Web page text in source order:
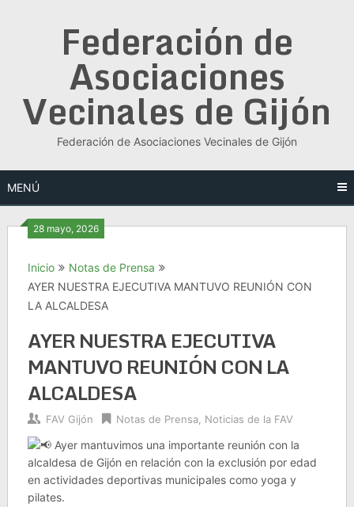
Federación de
Asociaciones
Vecinales de Gijón
Federación de Asociaciones Vecinales de Gijón
MENÚ
28 mayo, 2026
Inicio
Notas de Prensa
AYER NUESTRA EJECUTIVA MANTUVO REUNIÓN CON
LA ALCALDESA
AYER NUESTRA EJECUTIVA
MANTUVO REUNIÓN CON LA
ALCALDESA
FAV Gijón Notas de Prensa, Noticias de la FAV
Ayer mantuvimos una importante reunión con la
alcaldesa de Gijón en relación con la exclusión por edad
en actividades deportivas municipales como yoga y
pilates.